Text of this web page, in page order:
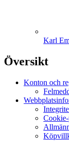
Karl
Översikt
Konton och